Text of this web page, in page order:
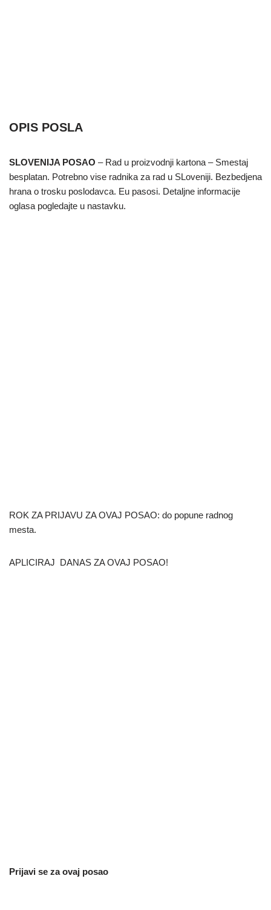
OPIS POSLA
SLOVENIJA POSAO – Rad u proizvodnji kartona – Smestaj
besplatan. Potrebno vise radnika za rad u SLoveniji. Bezbedjena
hrana o trosku poslodavca. Eu pasosi. Detaljne informacije
oglasa pogledajte u nastavku.
ROK ZA PRIJAVU ZA OVAJ POSAO: do popune radnog
mesta.
APLICIRAJ DANAS ZA OVAJ POSAO!
Prijavi se za ovaj posao